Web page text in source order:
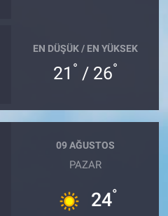
EN DÜŞÜK / EN YÜKSEK
21 ° / 26°
09 AĞUSTOS
PAZAR
24°